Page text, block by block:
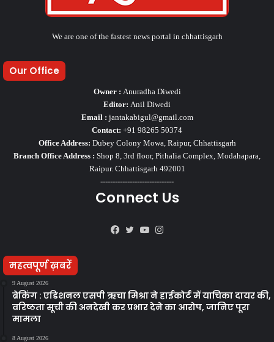
We are one of the fastest news portal in chhattisgarh
Our Office
Owner : Anuradha Diwedi
Editor: Anil Diwedi
Email : jantakabigul@gmail.com
Contact: +91 98265 50374
Office Address: Dubey Colony Mowa, Raipur, Chhattisgarh
Branch Office Address : Shop 8, 3rd floor, Pithalia Complex, Modahapara,
Raipur. Chhattisgarh 492001
------------------------------
Connect Us
Facebook
TwitterYouTube
महत्वपूर्ण ख़बरें
9 August 2026
ब्रेकिंग : एडिशनल एसपी ऋचा मिश्रा ने हाईकोर्ट में याचिका दायर की,
वरिष्ठता सूची की अनदेखी कर प्रभार देने का आरोप, जानिए पूरा
मामला
8 August 2026